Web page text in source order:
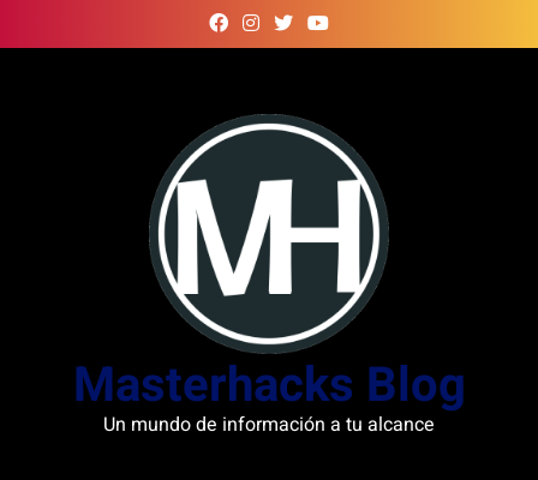
to
Masterhacks Blog
Un mundo de información a tu alcance